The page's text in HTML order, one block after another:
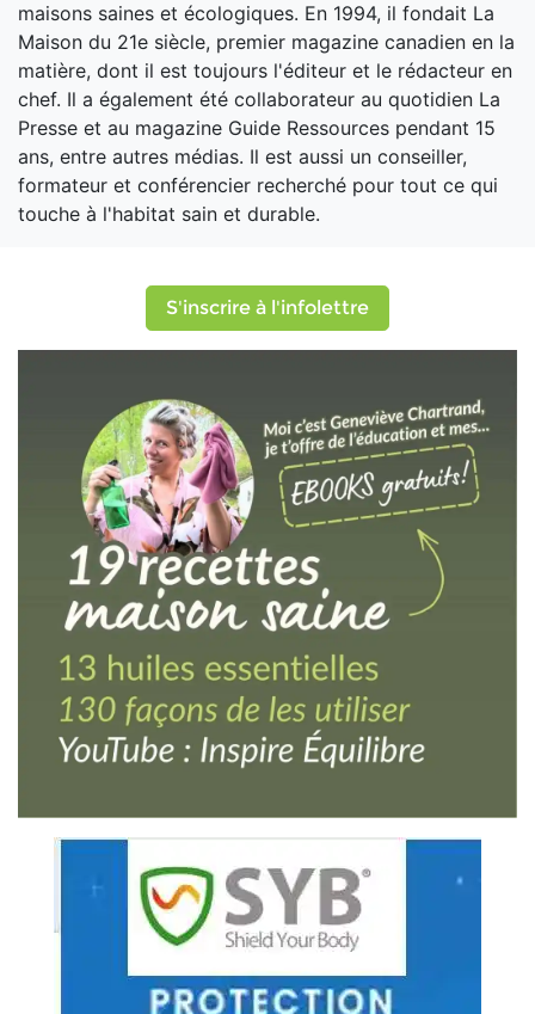
maisons saines et écologiques. En 1994, il fondait La
Maison du 21e siècle, premier magazine canadien en la
matière, dont il est toujours l'éditeur et le rédacteur en
chef. Il a également été collaborateur au quotidien La
Presse et au magazine Guide Ressources pendant 15
ans, entre autres médias. Il est aussi un conseiller,
formateur et conférencier recherché pour tout ce qui
touche à l'habitat sain et durable.
S'inscrire à l'infolettre